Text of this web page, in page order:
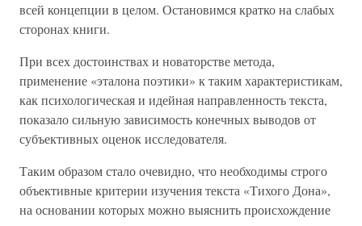
всей концепции в целом. Остановимся кратко на слабых
сторонах книги.
При всех достоинствах и новаторстве метода,
применение «эталона поэтики» к таким характеристикам,
как психологическая и идейная направленность текста,
показало сильную зависимость конечных выводов от
субъективных оценок исследователя.
Таким образом стало очевидно, что необходимы строго
объективные критерии изучения текста «Тихого Дона»,
на основании которых можно выяснить происхождение